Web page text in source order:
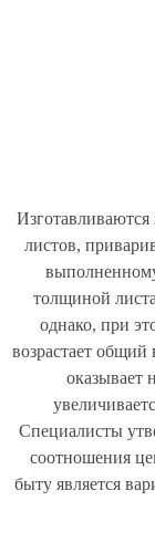
Изготавливаются
листов,
толщиной
однако, при
возрастает общий
оказывает
Специалисты
соотношения
быту является